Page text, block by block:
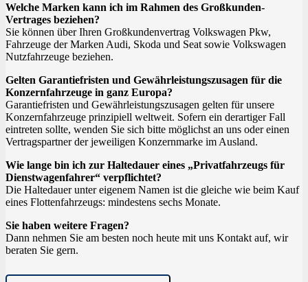
Welche Marken kann ich im Rahmen des Großkunden-
Vertrages beziehen?
Sie können über Ihren Großkundenvertrag Volkswagen Pkw,
Fahrzeuge der Marken Audi, Skoda und Seat sowie Volkswagen
Nutzfahrzeuge beziehen.
Gelten Garantiefristen und Gewährleistungszusagen für die
Konzernfahrzeuge in ganz Europa?
Garantiefristen und Gewährleistungszusagen gelten für unsere
Konzernfahrzeuge prinzipiell weltweit. Sofern ein derartiger Fall
eintreten sollte, wenden Sie sich bitte möglichst an uns oder einen
Vertragspartner der jeweiligen Konzernmarke im Ausland.
Wie lange bin ich zur Haltedauer eines „Privatfahrzeugs für
Dienstwagenfahrer“ verpflichtet?
Die Haltedauer unter eigenem Namen ist die gleiche wie beim Kauf
eines Flottenfahrzeugs: mindestens sechs Monate.
Sie haben weitere Fragen?
Dann nehmen Sie am besten noch heute mit uns Kontakt auf, wir
beraten Sie gern.